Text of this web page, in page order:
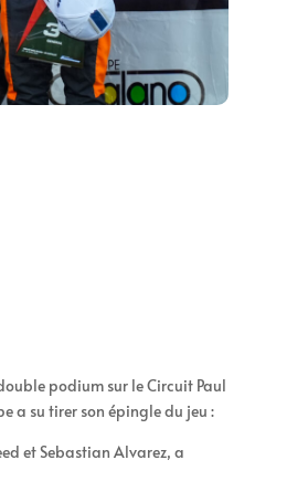
podium sur le Circuit Paul
a su tirer son épingle du jeu :
et Sebastian Alvarez, a